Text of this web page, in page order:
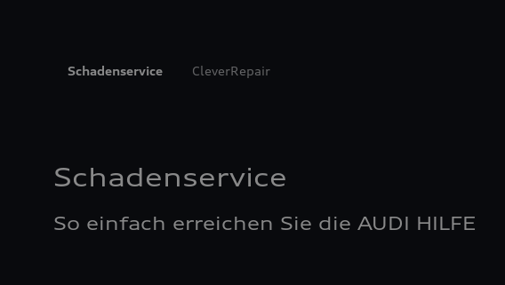
Schadenservice CleverRepair
Schadenservice
So einfach erreichen Sie die AUDI HILFE